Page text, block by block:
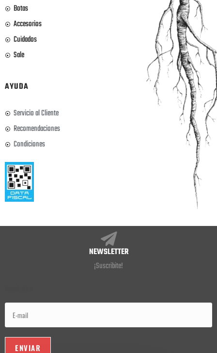
Botas
Accesorios
Cuidados
Sale
AYUDA
Servicio al Cliente
Recomendaciones
Condiciones
NEWSLETTER
¡Suscribite!